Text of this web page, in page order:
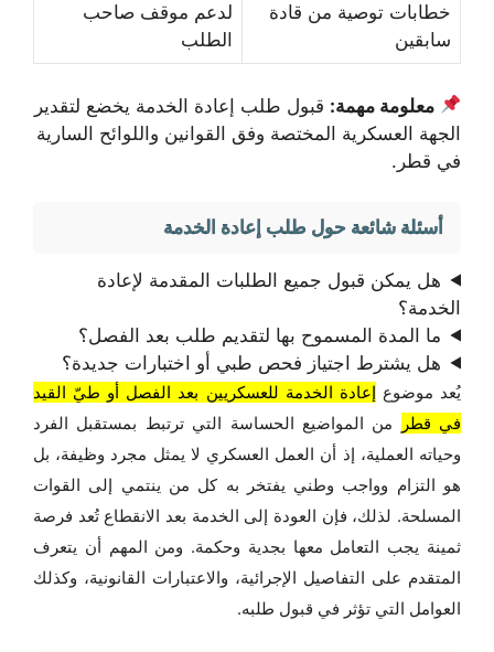
خطابات توصية من قادة
سابقين
لدعم موقف صاحب
الطلب
معلومة مهمة: قبول طلب إعادة الخدمة يخضع لتقدير
الجهة العسكرية المختصة وفق القوانين واللوائح السارية
في قطر.
أسئلة شائعة حول طلب إعادة الخدمة
هل يمكن قبول جميع الطلبات المقدمة لإعادة
الخدمة؟
ما المدة المسموح بها لتقديم طلب بعد الفصل؟
هل يشترط اجتياز فحص طبي أو اختبارات جديدة؟
يُعد موضوع إعادة الخدمة للعسكريين بعد الفصل أو طيّ القيد
في قطر
من المواضيع الحساسة التي ترتبط بمستقبل الفرد
وحياته العملية، إذ أن العمل العسكري لا يمثل مجرد وظيفة، بل
هو التزام وواجب وطني يفتخر به كل من ينتمي إلى القوات
المسلحة. لذلك، فإن العودة إلى الخدمة بعد الانقطاع تُعد فرصة
ثمينة يجب التعامل معها بجدية وحكمة. ومن المهم أن يتعرف
المتقدم على التفاصيل الإجرائية، والاعتبارات القانونية، وكذلك
العوامل التي تؤثر في قبول طلبه.